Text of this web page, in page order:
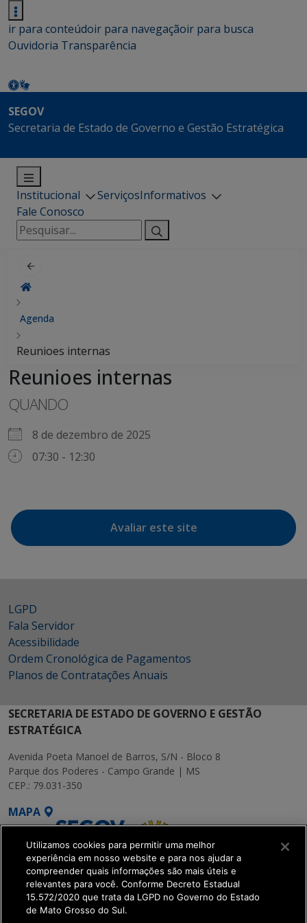
ir para conteúdoir para navegaçãoir para busca
Ouvidoria Transparência
SEGOV
Secretaria de Estado de Governo e Gestão Estratégica
Institucional ServiçosInformativos
Fale Conosco
Pesquisar
por:
Agenda
Reunioes internas
Reunioes internas
QUANDO
8 de dezembro de 2025
07:30 - 12:30
Avaliar este site
LGPD
Fala Servidor
Acessibilidade
Ordem Cronológica de Pagamentos
Planos de Contratações Anuais
SECRETARIA DE ESTADO DE GOVERNO E GESTÃO
ESTRATÉGICA
Avenida Poeta Manoel de Barros, S/N - Bloco 8
Parque dos Poderes - Campo Grande | MS
CEP.: 79.031-350
MAPA
SETDIG | Secretaria-
Executiva de
Utilizamos cookies para permitir uma melhor
experiência em nosso website e para nos ajudar a
compreender quais informações são mais úteis e
relevantes para você. Conforme Decreto Estadual
15.572/2020 que trata da LGPD no Governo do Estado
de Mato Grosso do Sul.